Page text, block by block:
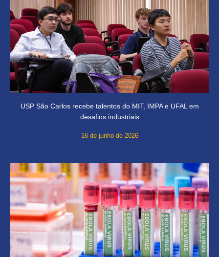
USP São Carlos recebe talentos do MIT, IMPA e UFAL em
desafios industriais
16 de junho de 2026